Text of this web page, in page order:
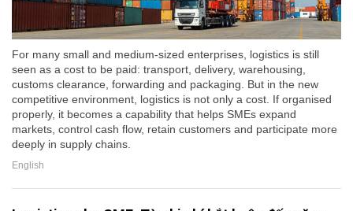
For many small and medium-sized enterprises, logistics is still
seen as a cost to be paid: transport, delivery, warehousing,
customs clearance, forwarding and packaging. But in the new
competitive environment, logistics is not only a cost. If organised
properly, it becomes a capability that helps SMEs expand
markets, control cash flow, retain customers and participate more
deeply in supply chains.
English